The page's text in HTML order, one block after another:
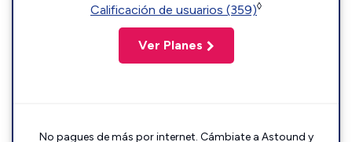
Calificación de usuarios (359)◊
Ver Planes
No pagues de más por internet. Cámbiate a Astound y